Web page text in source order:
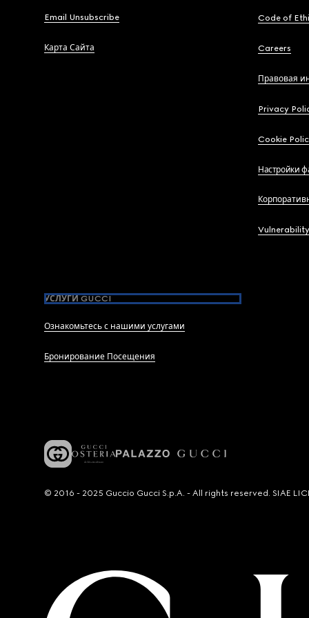
Email Unsubscribe
Карта Сайта
Code of
Careers
Правовая
Privacy
Cookie
Настройки
УСЛУГИ GUCCI
Ознакомьтесь с нашими услугами
Бронирование Посещения
© 2016 - 2025 Guccio Gucci S.p.A. - All rights reserved. SIAE